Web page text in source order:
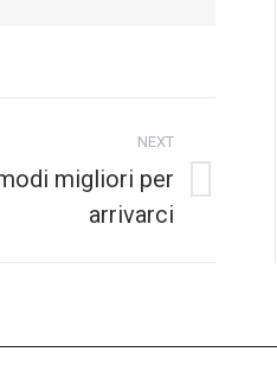
NEXT
migliori per
arrivarci